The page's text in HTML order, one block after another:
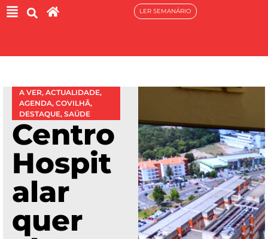
LER SEMANÁRIO
A VER, ACTUALIDADE,
AGENDA, COVILHÃ,
DESTAQUE, SAÚDE
Centro
Hospit
alar
quer